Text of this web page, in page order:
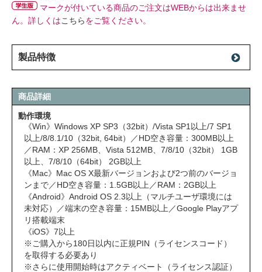
マークが付いている商品のご注文はWEBからは出来ませ
ん。詳しくはこちらをご覧ください。
製品特徴
商品詳細
動作環境
《Win》Windows XP SP3（32bit）/Vista SP1以上/7 SP1
以上/8/8.1/10（32bit, 64bit）／HD空き容量：300MB以上
／RAM：XP 256MB、Vista 512MB、7/8/10（32bit） 1GB
以上、7/8/10（64bit） 2GB以上
《Mac》Mac OS X最新バージョンおよび2つ前のバージョ
ンまで／HD空き容量：1.5GB以上／RAM：2GB以上
《Android》Android OS 2.3以上（マルチユーザ環境には
未対応）／端末の空き容量：15MB以上／Google Playアプ
リ搭載端末
《iOS》7以上
※ご購入から180日以内に正規PIN（ライセンスコード）
を取得する必要あり
※さらに使用開始時はアクティベート（ライセンス認証）